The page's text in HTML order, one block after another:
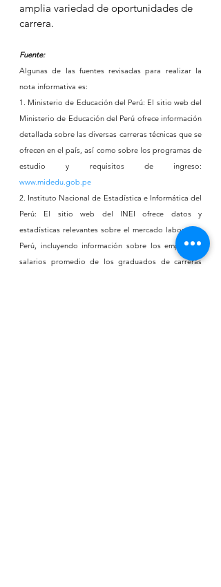
amplia variedad de oportunidades de
carrera.
Fuente:
Algunas de las fuentes revisadas para realizar la
nota informativa es:
1. Ministerio de Educación del Perú: El sitio web del
Ministerio de Educación del Perú ofrece información
detallada sobre las diversas carreras técnicas que se
ofrecen en el país, así como sobre los programas de
www.midedu.gob.pe
2. Instituto Nacional de Estadística e Informática del
Perú: El sitio web del INEI ofrece datos y
estadísticas relevantes sobre el mercado laboral en
Perú, incluyendo información sobre los empleos y
salarios promedio de los graduados de carreras